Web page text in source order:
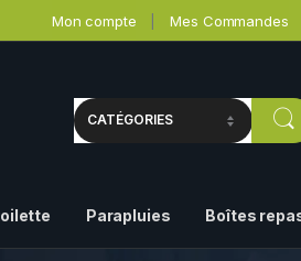
Mon compte Mes Commandes
Parapluies Boîtes